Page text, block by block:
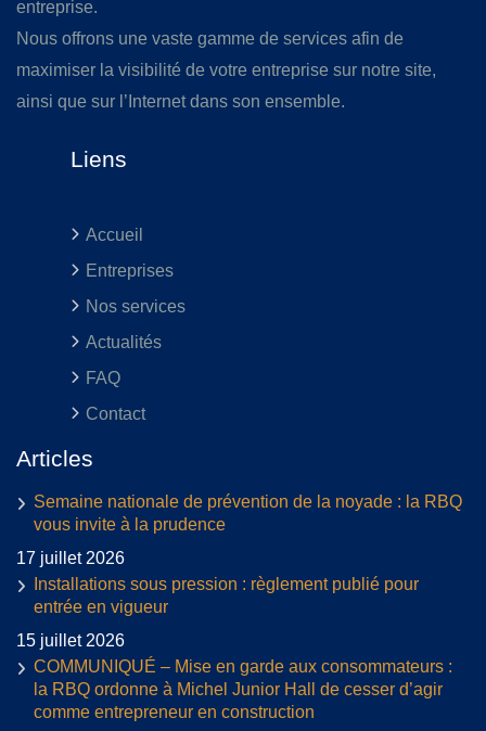
entreprise.
Nous offrons une vaste gamme de services afin de
maximiser la visibilité de votre entreprise sur notre site,
ainsi que sur l’Internet dans son ensemble.
Liens
Accueil
Entreprises
Nos services
Actualités
FAQ
Contact
Articles
Semaine nationale de prévention de la noyade : la RBQ
vous invite à la prudence
17 juillet 2026
Installations sous pression : règlement publié pour
entrée en vigueur
15 juillet 2026
COMMUNIQUÉ – Mise en garde aux consommateurs :
la RBQ ordonne à Michel Junior Hall de cesser d’agir
comme entrepreneur en construction